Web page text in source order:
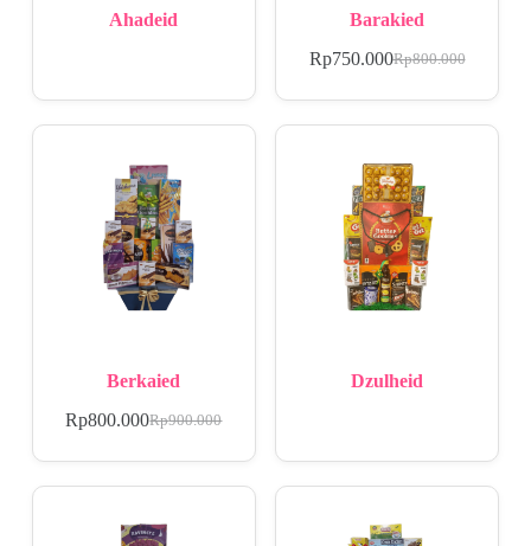
Ahadeid Barakied
Rp800.000
Rp750.000
Berkaied
Rp900.000
Rp800.000
Dzulheid